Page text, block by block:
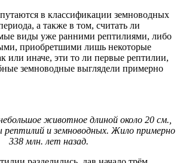
в классификации земноводных
а также в том, считать ли
виды уже ранними рептилиями, либо
приобретшими лишь некоторые
или иначе, эти то ли первые рептилии,
земноводные выглядели примерно
животное длиной около 20 см.,
и земноводных. Жило примерно
338 млн. лет назад.